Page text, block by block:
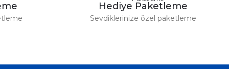
Hediye Paketleme
Sevdiklerinize özel paketleme